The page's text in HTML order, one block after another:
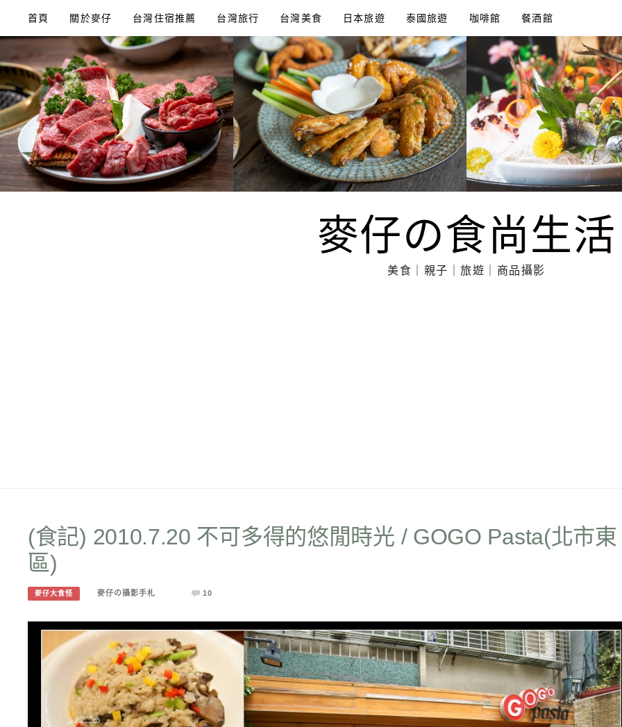
content
首頁 關於麥仔 台灣住宿推薦 台灣旅行 台灣美食 日本旅遊 泰國旅遊 咖啡館 餐酒館
麥仔の食尚生活
美食｜親子｜旅遊｜商品攝影
(食記) 2010.7.20 不可多得的悠閒時光 / GOGO Pasta(北市東
區)
麥仔大食怪 麥仔の攝影手札 10